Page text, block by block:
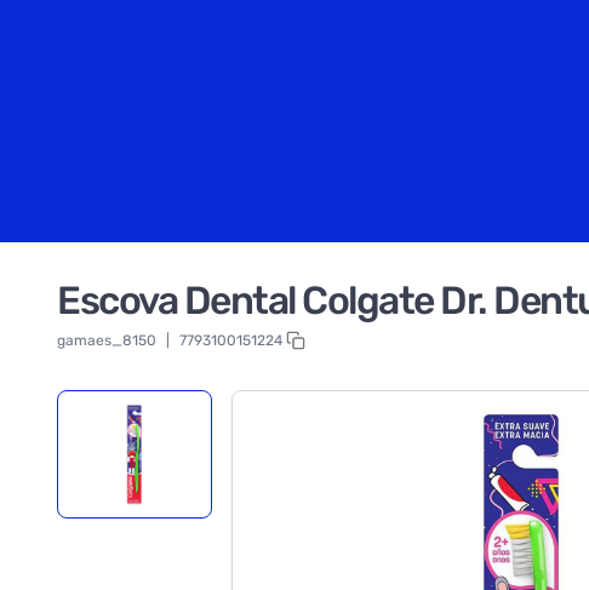
Escova Dental Colgate Dr.
gamaes_8150 7793100151224